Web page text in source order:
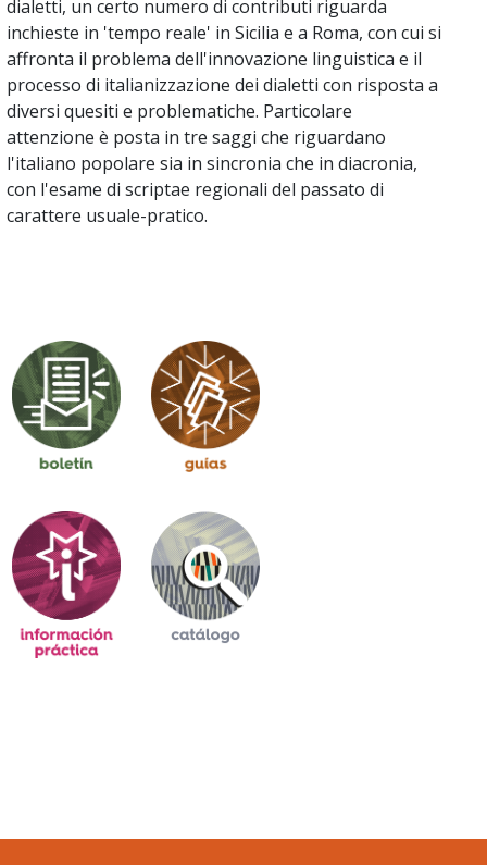
dialetti, un certo numero di contributi riguarda
inchieste in 'tempo reale' in Sicilia e a Roma, con cui si
affronta il problema dell'innovazione linguistica e il
processo di italianizzazione dei dialetti con risposta a
diversi quesiti e problematiche. Particolare
attenzione è posta in tre saggi che riguardano
l'italiano popolare sia in sincronia che in diacronia,
con l'esame di scriptae regionali del passato di
carattere usuale-pratico.